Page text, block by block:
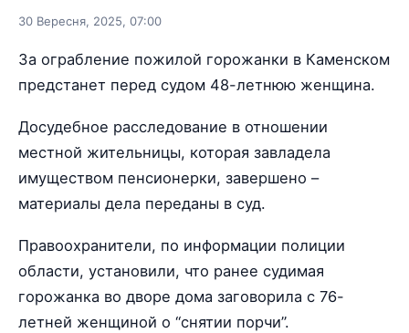
30 Вересня, 2025, 07:00
За ограбление пожилой горожанки в Каменском
предстанет перед судом 48-летнюю женщина.
Досудебное расследование в отношении
местной жительницы, которая завладела
имуществом пенсионерки, завершено –
материалы дела переданы в суд.
Правоохранители, по информации полиции
области, установили, что ранее судимая
горожанка во дворе дома заговорила с 76-
летней женщиной о “снятии порчи”.